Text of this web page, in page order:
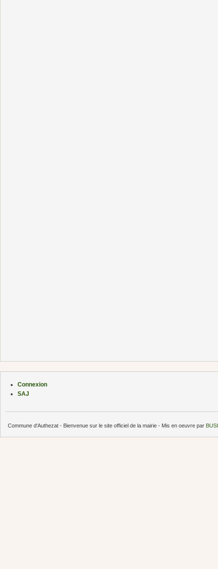
Connexion
SAJ
Commune d'Authezat - Bienvenue sur le site officiel de la mairie - Mis en oeuvre par